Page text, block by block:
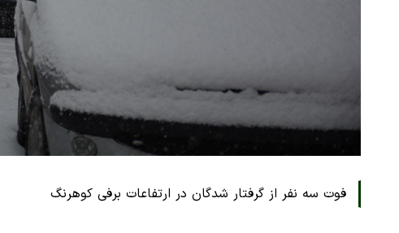
فوت سه نفر از گرفتار شدگان در ارتفاعات برفی کوهرنگ